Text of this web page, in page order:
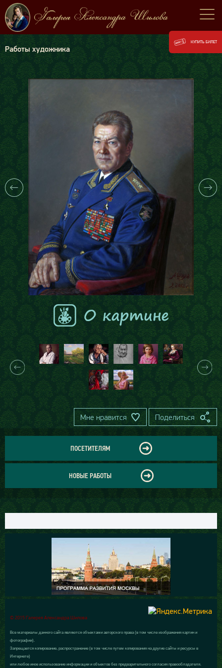
Работы художника
Мне нравится Поделиться
ПОСЕТИТЕЛЯМ
НОВЫЕ РАБОТЫ
© 2015 Галерея Александра Шилова
Все материалы данного сайта являются объектами авторского права (в том числе изображения картин и
фотографии).
Запрещается копирование, распространение (в том числе путем копирования на другие сайты и ресурсы в
Интернете)
или любое иное использование информации и объектов без предварительного согласия правообладателя.
КУПИТЬ БИЛЕТ